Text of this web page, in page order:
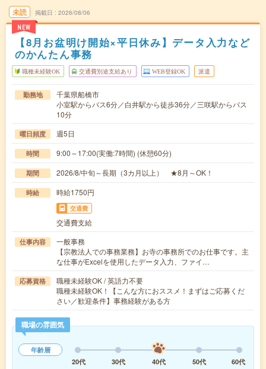
未読
NEW
掲載日 2026/08/06
【8月お盆明け開始×平日休み】データ入力など
のかんたん事務
職種未経験OK 交通費別途支給あり WEB登録OK 派遣
勤務地
千葉県船橋市
小室駅からバス6分／白井駅から徒歩36分／三咲駅からバス
10分
曜日頻度 週5日
時間 9:00～17:00(実働:7時間) (休憩60分)
期間 2026/8/中旬～長期（3カ月以上） ★8月～OK！
時給 時給1750円
交通費
交通費支給
仕事内容
一般事務
【宗教法人での事務業務】お寺の事務所でのお仕事です。主
な仕事がExcelを使用したデータ入力、ファイ…
応募資格
職種未経験OK / 英語力不要
職種未経験OK！【こんな方におススメ！まずはご応募くだ
さい／歓迎条件】事務経験がある方
職場の雰囲気
年齢層
20代
30代 40代 50代 60代